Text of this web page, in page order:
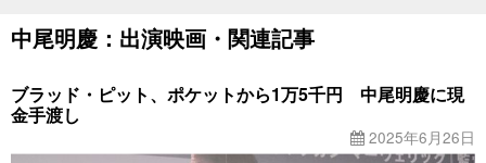
中尾明慶：出演映画・関連記事
ブラッド・ピット、ポケットから1万5千円 中尾明慶に現
金手渡し
2025年6月26日